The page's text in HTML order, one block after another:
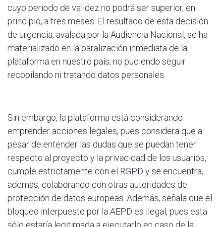
cuyo periodo de validez no podrá ser superior, en
principio, a tres meses. El resultado de esta decisión
de urgencia, avalada por la Audiencia Nacional, se ha
materializado en la paralización inmediata de la
plataforma en nuestro país, no pudiendo seguir
recopilando ni tratando datos personales.
Sin embargo, la plataforma está considerando
emprender acciones legales, pues considera que a
pesar de entender las dudas que se puedan tener
respecto al proyecto y la privacidad de los usuarios,
cumple estrictamente con el RGPD y se encuentra,
además, colaborando con otras autoridades de
protección de datos europeas. Además, señala que el
bloqueo interpuesto por la AEPD es ilegal, pues esta
sólo estaría legitimada a ejecutarlo en caso de la